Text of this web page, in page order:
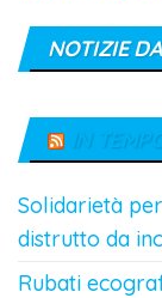
NOTIZIE
IN
Solidarietà
distrutto da
Rubati